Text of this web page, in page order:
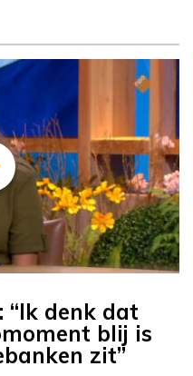
“Ik denk dat
blij is
zit”